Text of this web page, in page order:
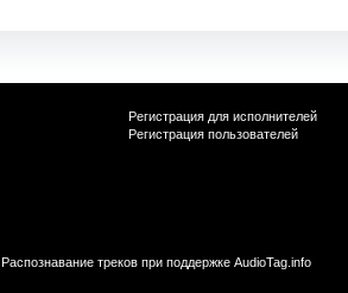
Регистрация для исполнителей
Регистрация пользователей
Распознавание треков при поддержке AudioTag.info